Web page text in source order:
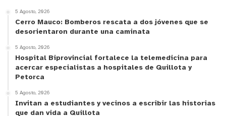
5 Agosto, 2026
Cerro Mauco: Bomberos rescata a dos jóvenes que se
desorientaron durante una caminata
5 Agosto, 2026
Hospital Biprovincial fortalece la telemedicina para
acercar especialistas a hospitales de Quillota y
Petorca
5 Agosto, 2026
Invitan a estudiantes y vecinos a escribir las historias
que dan vida a Quillota